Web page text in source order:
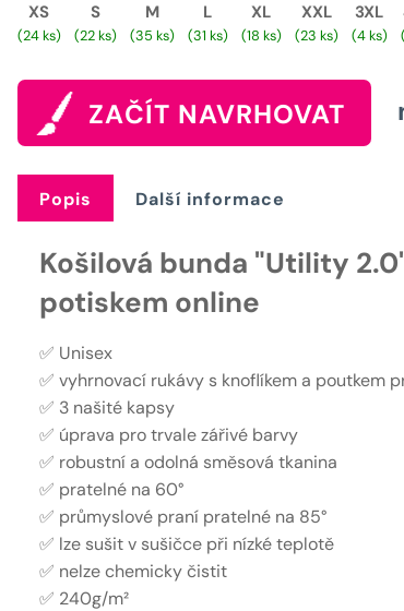
XS
(24 ks)
S
(22 ks)
M
(35 ks)
L
(31 ks)
XL
(18 ks)
XXL
(23 ks)
3XL
(4 ks)
ZAČÍT NAVRHOVAT
Popis Další informace
Košilová bunda "Utility
potiskem online
✅ Unisex
✅ vyhrnovací rukávy s knoflíkem a poutkem
✅ 3 našité kapsy
✅ úprava pro trvale zářivé barvy
✅ robustní a odolná směsová tkanina
✅ pratelné na 60°
✅ průmyslové praní pratelné na 85°
✅ lze sušit v sušičce při nízké teplotě
✅ nelze chemicky čistit
✅ 240g/m²